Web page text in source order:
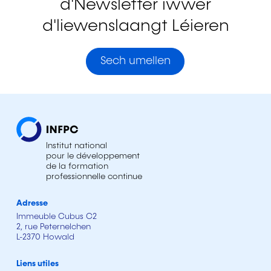
d'Newsletter iwwer
d'liewenslaangt Léieren
Sech umellen
Institut national
pour le développement
de la formation
professionnelle continue
Adresse
Immeuble Cubus C2
2, rue Peternelchen
L-2370 Howald
Liens utiles